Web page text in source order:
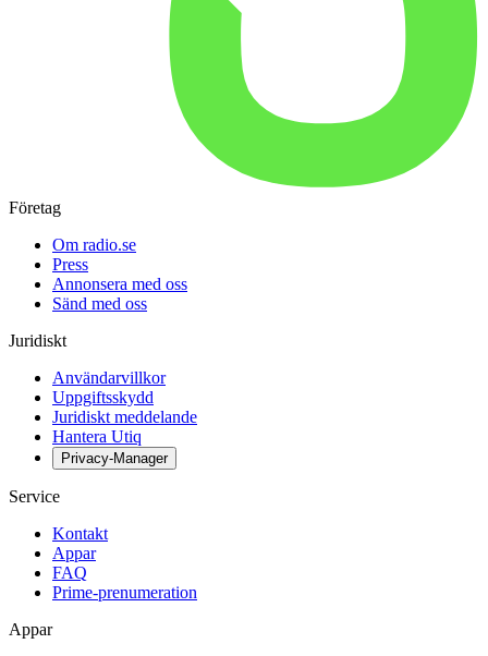
Företag
Om radio.se
Press
Annonsera med oss
Sänd med oss
Juridiskt
Användarvillkor
Uppgiftsskydd
Juridiskt meddelande
Hantera Utiq
Privacy-Manager
Service
Kontakt
Appar
FAQ
Prime-prenumeration
Appar